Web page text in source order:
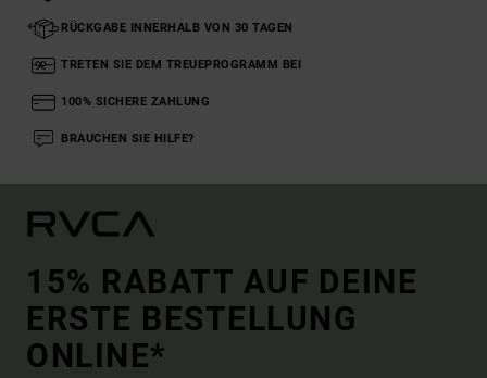
RÜCKGABE INNERHALB VON 30 TAGEN
TRETEN SIE DEM TREUEPROGRAMM BEI
100% SICHERE ZAHLUNG
BRAUCHEN SIE HILFE?
15% RABATT AUF DEINE
ERSTE BESTELLUNG
ONLINE*